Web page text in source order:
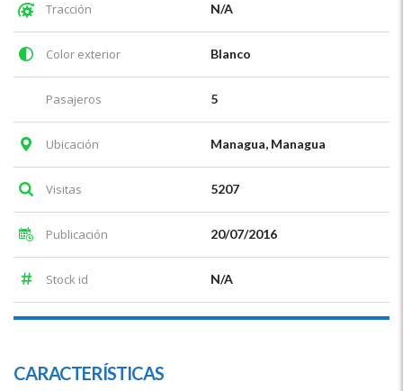
Tracción N/A
Color exterior Blanco
Pasajeros 5
Ubicación Managua, Managua
Visitas 5207
Publicación 20/07/2016
Stock id N/A
CARACTERÍSTICAS